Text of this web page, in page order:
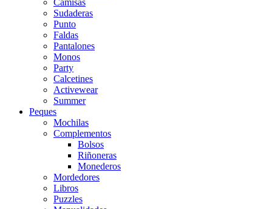
Sudaderas
Punto
Faldas
Pantalones
Monos
Party
Calcetines
Activewear
Summer
Peques
Mochilas
Complementos
Bolsos
Riñoneras
Monederos
Mordedores
Libros
Puzzles